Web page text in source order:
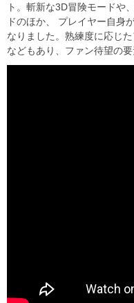
ト。斬新な3D冒険モードや
ドのほか、 プレイヤー自身
なりました。熟練度に応じ
などもあり、ファン待望の